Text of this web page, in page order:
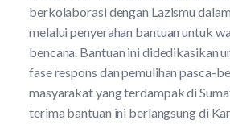
berkolaborasi dengan Lazismu
melalui penyerahan bantuan untuk
bencana. Bantuan ini didedikasikan
fase respons dan pemulihan pasca-
masyarakat yang terdampak di
terima bantuan ini berlangsung di